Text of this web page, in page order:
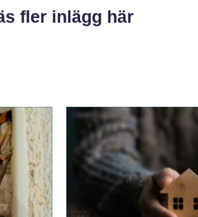
fler inlägg här